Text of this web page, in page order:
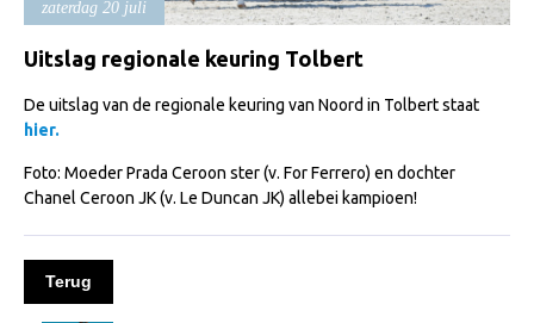
Import registratie
Veulenregistratie
I&R Registratie
Formulier overschrijven op naam
Gids voor Goede Praktijken
Marktplaats
zaterdag 20 juli
Uitslag regionale keuring Tolbert
De uitslag van de regionale keuring van Noord in Tolbert staat
hier.
Foto: Moeder Prada Ceroon ster (v. For Ferrero) en dochter
Chanel Ceroon JK (v. Le Duncan JK) allebei kampioen!
Terug